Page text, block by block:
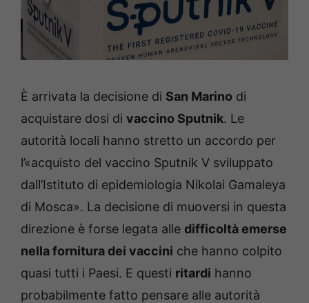
È arrivata la decisione di San Marino di
acquistare dosi di vaccino Sputnik. Le
autorità locali hanno stretto un accordo per
l’«acquisto del vaccino Sputnik V sviluppato
dall’Istituto di epidemiologia Nikolai Gamaleya
di Mosca». La decisione di muoversi in questa
direzione è forse legata alle difficoltà emerse
nella fornitura dei vaccini che hanno colpito
quasi tutti i Paesi. E questi ritardi hanno
probabilmente fatto pensare alle autorità